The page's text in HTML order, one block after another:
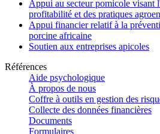
Appui au secteur pomicole visant
profitabilité et des pratiques
Appui financier relatif à la
porcine africaine
Soutien aux entreprises apicoles
Références
Aide psychologique
À propos de nous
Coffre à outils en gestion des
Collecte des données financières
Documents
Formulaires